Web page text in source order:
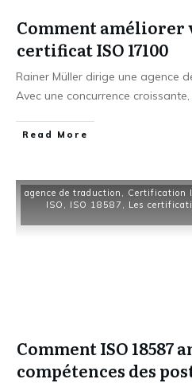
Comment améliorer
certificat ISO 17100
Rainer Müller dirige une agence
Avec une concurrence croissante,
Read More
agence de traduction , Certification
ISO , ISO 18587 , Les
Comment ISO 18587
compétences des